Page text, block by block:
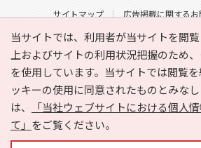
当サイトでは、利用者が当サイトを閲
上およびサイトの利用状況把握のため
を使用しています。当サイトでは閲覧
ッキーの使用に同意されたものとみな
は、
「当社ウェブサイトにおける個人
て」 をご覧ください。
サイトマップ
広告掲載に関する
サイトの内容に関するお問
Copyright © HYOJITO.Co.,Ltd. All